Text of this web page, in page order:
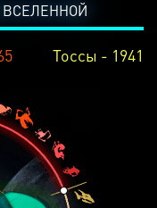
ВСЕЛЕННОЙ
Тоссы - 1941